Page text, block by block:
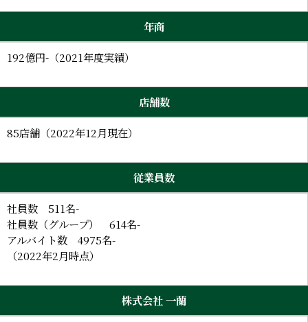
年商
192億円-（2021年度実績）
店舗数
85店舗（2022年12月現在）
従業員数
社員数 511名-
社員数（グループ） 614名-
アルバイト数 4975名-
（2022年2月時点）
株式会社 一蘭